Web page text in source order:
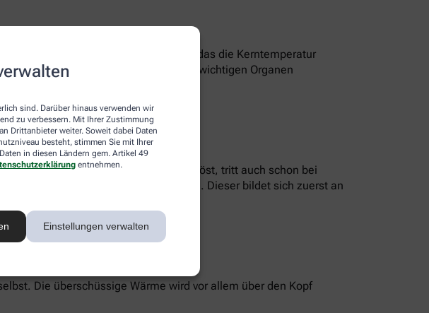
sind. Darüber hinaus verwenden wir
zu verbessern. Mit Ihrer Zustimmung
Drittanbieter weiter. Soweit dabei Daten
besteht, stimmen Sie mit Ihrer
in diesen Ländern gem. Artikel 49
entnehmen.
Einstellungen verwalten
dann sofort mit einem Programm, das die Kerntemperatur
um sie in Körperteilen mit überlebenswichtigen Organen
der Kopf mit dem Gehirn.
Virus, der die Infektion auslöst, tritt auch schon bei
Ringelröteln als roter Hautausschlag. Dieser bildet sich zuerst an
Die überschüssige Wärme wird vor allem über den Kopf